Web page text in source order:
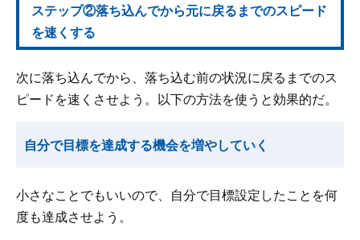
ステップ②落ち込んでから元に戻るまでのスピード
を速くする
次に落ち込んでから、落ち込む前の状況に戻るまでのス
ピードを速くさせよう。以下の方法を使うと効果的だ。
自分で目標を達成する機会を増やしていく
小さなことでもいいので、自分で目標設定したことを何
度も達成させよう。